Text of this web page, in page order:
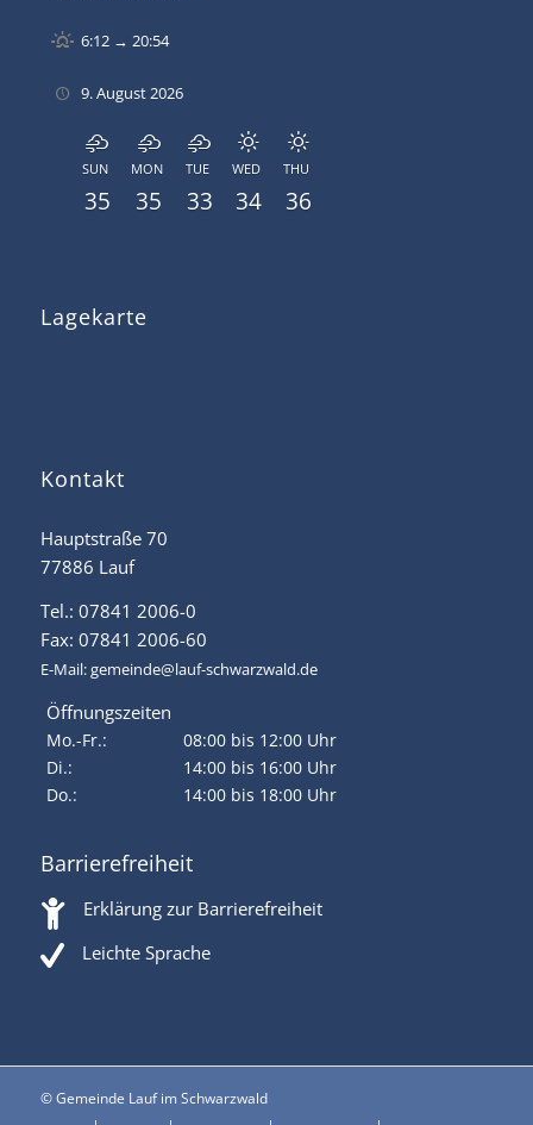
6:12 → 20:54
9. August 2026
SUN
35
MON
35
TUE
33
WED
34
THU
36
Lagekarte
Kontakt
Hauptstraße 70
77886 Lauf
Tel.: 07841 2006-0
Fax: 07841 2006-60
E-Mail:gemeinde@lauf-schwarzwald.de
Öffnungszeiten
Mo.-Fr.:
08:00 bis 12:00 Uhr
Di.:
14:00 bis 16:00 Uhr
Do.:
14:00 bis 18:00 Uhr
Barrierefreiheit
Erklärung zur Barrierefreiheit
Leichte Sprache
© Gemeinde Lauf im Schwarzwald